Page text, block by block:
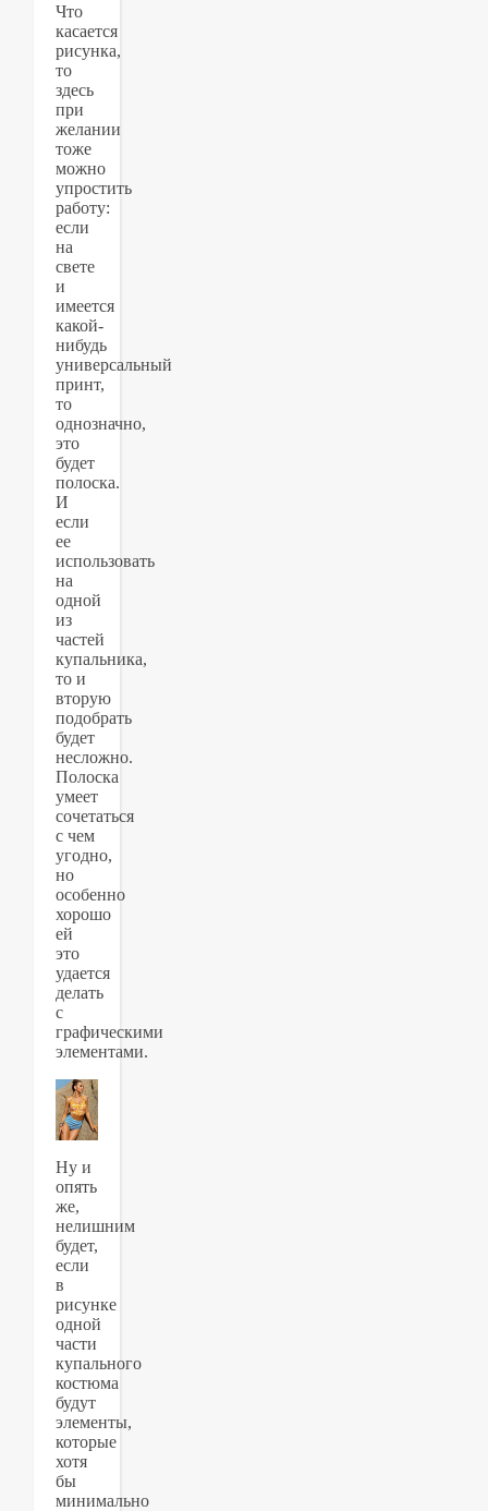
Что
касается
рисунка,
то
здесь
при
желании
тоже
можно
упростить
работу:
если
на
свете
и
имеется
какой-
нибудь
универсальный
принт,
то
однозначно,
это
будет
полоска.
И
если
ее
использовать
на
одной
из
частей
купальника,
то и
вторую
подобрать
будет
несложно.
Полоска
умеет
сочетаться
с чем
угодно,
но
особенно
хорошо
ей
это
удается
делать
с
графическими
элементами.
Ну и
опять
же,
нелишним
будет,
если
в
рисунке
одной
части
купального
костюма
будут
элементы,
которые
хотя
бы
минимально